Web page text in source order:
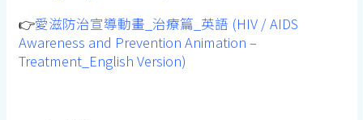
👉愛滋防治宣導動畫_治療篇_英語 (HIV / AIDS
Awareness and Prevention Animation –
Treatment_English Version)